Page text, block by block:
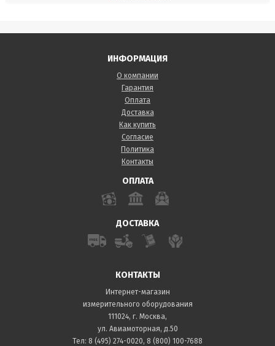
ИНФОРМАЦИЯ
О компании
Гарантия
Оплата
Доставка
Как купить
Согласие
Политика
Контакты
ОПЛАТА
ДОСТАВКА
КОНТАКТЫ
Интернет-магазин
измерительного оборудования
111024, г. Москва,
ул. Авиамоторная, д.50
Тел: 8 (495) 274-0020, 8 (800) 100-7688